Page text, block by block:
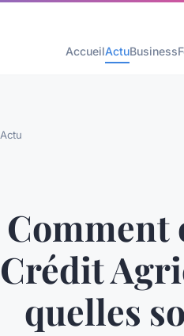
AccueilActuBusiness
Actu
Comment
Crédit
quelles